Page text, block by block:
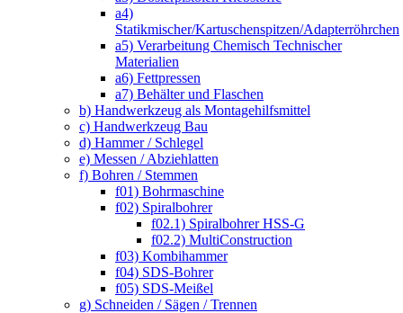
a4)
Statikmischer/Kartuschenspitzen/Adapterröhrchen
a5) Verarbeitung Chemisch Technischer
Materialien
a6) Fettpressen
a7) Behälter und Flaschen
b) Handwerkzeug als Montagehilfsmittel
c) Handwerkzeug Bau
d) Hammer / Schlegel
e) Messen / Abziehlatten
f) Bohren / Stemmen
f01) Bohrmaschine
f02) Spiralbohrer
f02.1) Spiralbohrer HSS-G
f02.2) MultiConstruction
f03) Kombihammer
f04) SDS-Bohrer
f05) SDS-Meißel
g) Schneiden / Sägen / Trennen